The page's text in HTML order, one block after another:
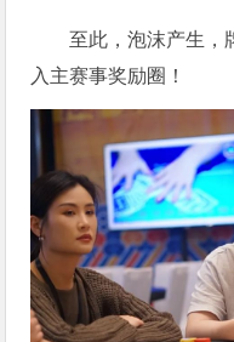
至此，泡沫产生，
入主赛事奖励圈！